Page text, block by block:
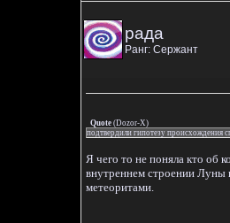
рада
Ранг: Сержант
Quote(Dozor-X)
подтвердили гипотезу происхождения
Я чего то не поняла кто об
внутреннем строении Луны
метеоритами.